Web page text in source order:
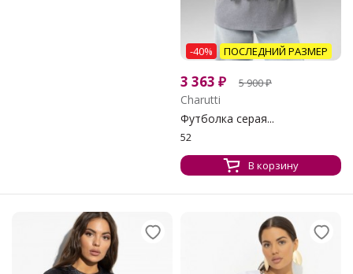
-40% ПОСЛЕДНИЙ РАЗМЕР
3 363 ₽ 5 900₽
Charutti
Футболка серая...
52
В корзину